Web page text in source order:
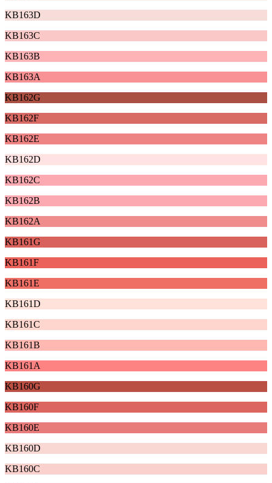
KB163D
KB163C
KB163B
KB163A
KB162G
KB162F
KB162E
KB162D
KB162C
KB162B
KB162A
KB161G
KB161F
KB161E
KB161D
KB161C
KB161B
KB161A
KB160G
KB160F
KB160E
KB160D
KB160C